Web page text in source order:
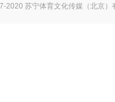
2020 苏宁体育文化传媒（北京